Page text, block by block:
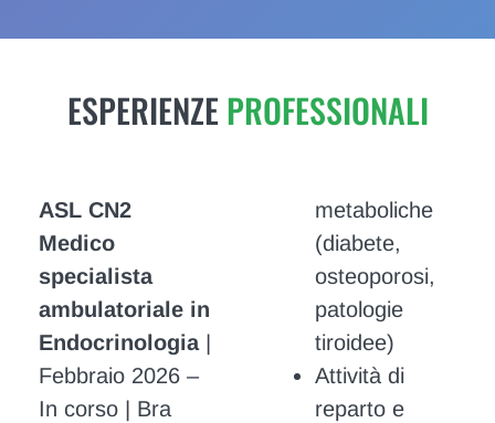
ESPERIENZE PROFESSIONALI
ASL CN2
Medico
specialista
ambulatoriale in
Endocrinologia|
Febbraio 2026 –
In corso | Bra
metaboliche
(diabete,
osteoporosi,
patologie
tiroidee)
Attività di
reparto e